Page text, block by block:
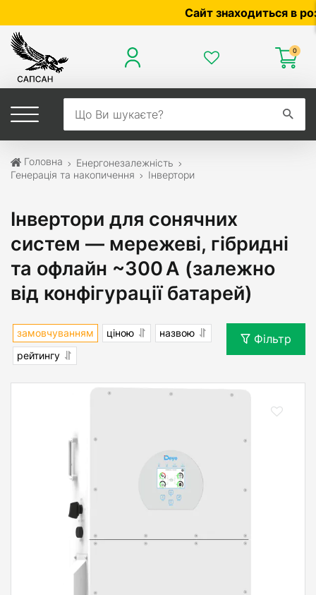
Сайт знаходиться в
0
Головна
Енергонезалежність
Генерація та накопичення
Інвертори
Інвертори для сонячних
систем — мережеві, гібридні
та офлайн ~300 А (залежно
від конфігурації батарей)
замовчуванням ціною
назвою
рейтингу
Фільтр